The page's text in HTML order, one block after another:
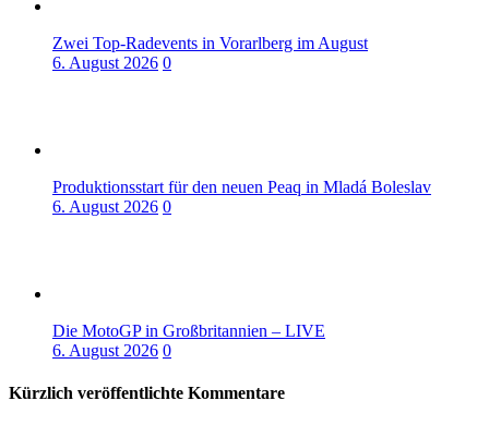
Zwei Top-Radevents in Vorarlberg im August
6. August 2026 0
Produktionsstart für den neuen Peaq in Mladá Boleslav
6. August 2026 0
Die MotoGP in Großbritannien – LIVE
6. August 2026 0
Kürzlich veröffentlichte Kommentare